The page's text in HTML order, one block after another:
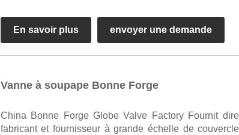
En savoir plus envoyer une demande
Vanne à soupape Bonne Forge
China Bonne Forge Globe Valve Factory Fournit
fabricant et fournisseur à grande échelle de